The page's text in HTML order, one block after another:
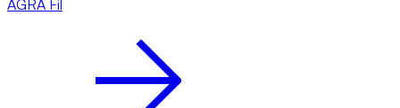
AGRA Fil